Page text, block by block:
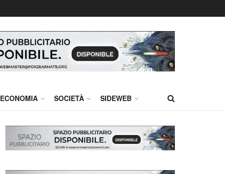
ECONOMIA SOCIETÀ SIDEWEB